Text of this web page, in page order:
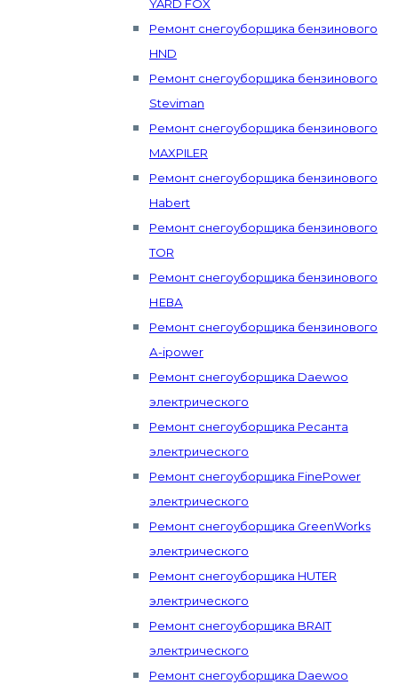
YARD FOX
Ремонт снегоуборщика бензинового
HND
Ремонт снегоуборщика бензинового
Steviman
Ремонт снегоуборщика бензинового
MAXPILER
Ремонт снегоуборщика бензинового
Habert
Ремонт снегоуборщика бензинового
TOR
Ремонт снегоуборщика бензинового
НЕВА
Ремонт снегоуборщика бензинового
А-ipower
Ремонт снегоуборщика Daewoo
электрического
Ремонт снегоуборщика Ресанта
электрического
Ремонт снегоуборщика FinePower
электрического
Ремонт снегоуборщика GreenWorks
электрического
Ремонт снегоуборщика HUTER
электрического
Ремонт снегоуборщика BRAIT
электрического
Ремонт снегоуборщика Daewoo